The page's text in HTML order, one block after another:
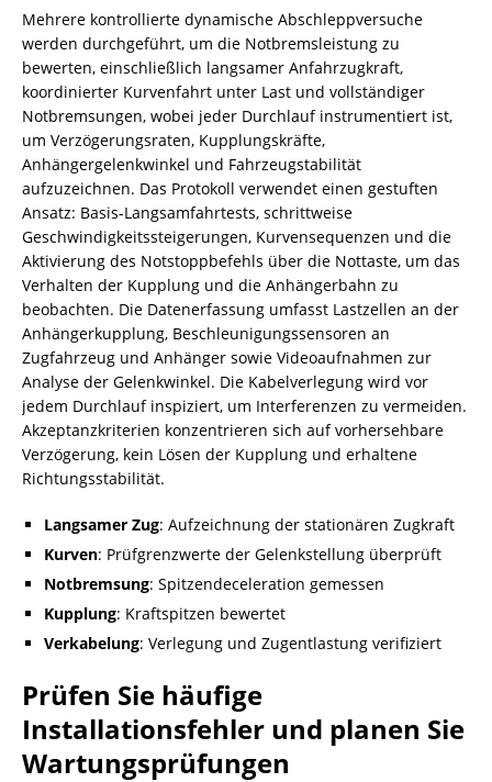
Mehrere kontrollierte dynamische Abschleppversuche
werden durchgeführt, um die Notbremsleistung zu
bewerten, einschließlich langsamer Anfahrzugkraft,
koordinierter Kurvenfahrt unter Last und vollständiger
Notbremsungen, wobei jeder Durchlauf instrumentiert ist,
um Verzögerungsraten, Kupplungskräfte,
Anhängergelenkwinkel und Fahrzeugstabilität
aufzuzeichnen. Das Protokoll verwendet einen gestuften
Ansatz: Basis-Langsamfahrtests, schrittweise
Geschwindigkeitssteigerungen, Kurvensequenzen und die
Aktivierung des Notstoppbefehls über die Nottaste, um das
Verhalten der Kupplung und die Anhängerbahn zu
beobachten. Die Datenerfassung umfasst Lastzellen an der
Anhängerkupplung, Beschleunigungssensoren an
Zugfahrzeug und Anhänger sowie Videoaufnahmen zur
Analyse der Gelenkwinkel. Die Kabelverlegung wird vor
jedem Durchlauf inspiziert, um Interferenzen zu vermeiden.
Akzeptanzkriterien konzentrieren sich auf vorhersehbare
Verzögerung, kein Lösen der Kupplung und erhaltene
Richtungsstabilität.
Langsamer Zug: Aufzeichnung der stationären Zugkraft
Kurven: Prüfgrenzwerte der Gelenkstellung überprüft
Notbremsung: Spitzendeceleration gemessen
Kupplung: Kraftspitzen bewertet
Verkabelung: Verlegung und Zugentlastung verifiziert
Prüfen Sie häufige
Installationsfehler und planen Sie
Wartungsprüfungen